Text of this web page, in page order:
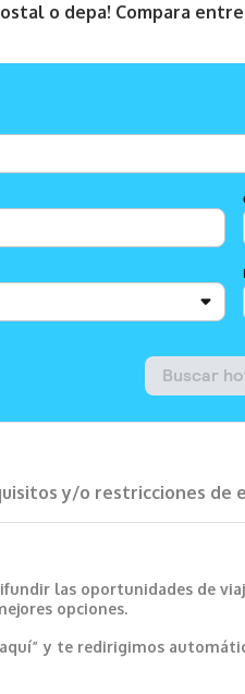
o depa! Compara
y/o restricciones de
las oportunidades de
opciones.
y te redirigimos